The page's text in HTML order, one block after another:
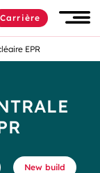
Carrière
EPR
New build